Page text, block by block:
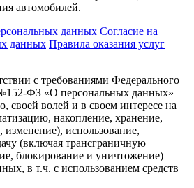
автомобилей.
данных Соглаcие на
данных Правила оказания услуг
с требованиями Федерального
№152-ФЗ «О персональных данных»
своей волей и в своем интересе на
накопление, хранение,
использование,
(включая трансграничную
блокирование и уничтожение)
в т.ч. с использованием средств